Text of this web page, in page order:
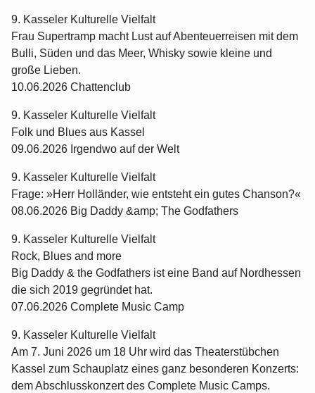
9. Kasseler Kulturelle Vielfalt
Frau Supertramp macht Lust auf Abenteuerreisen mit dem
Bulli, Süden und das Meer, Whisky sowie kleine und
große Lieben.
10.06.2026 Chattenclub
9. Kasseler Kulturelle Vielfalt
Folk und Blues aus Kassel
09.06.2026 Irgendwo auf der Welt
9. Kasseler Kulturelle Vielfalt
Frage: »Herr Holländer, wie entsteht ein gutes Chanson?«
08.06.2026 Big Daddy &amp; The Godfathers
9. Kasseler Kulturelle Vielfalt
Rock, Blues and more
Big Daddy & the Godfathers ist eine Band auf Nordhessen
die sich 2019 gegründet hat.
07.06.2026 Complete Music Camp
9. Kasseler Kulturelle Vielfalt
Am 7. Juni 2026 um 18 Uhr wird das Theaterstübchen
Kassel zum Schauplatz eines ganz besonderen Konzerts:
dem Abschlusskonzert des Complete Music Camps.